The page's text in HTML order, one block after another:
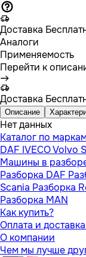
Доставка
Аналоги
Применяемость
Перейти к
Доставка
Описание
Нет данных
Каталог по
DAF IVECOVolvo
Машины в
Разборка DAF
Scania Разборка
Разборка MAN
Как купить?
Оплата и доставка
О компании
Чем мы лучше